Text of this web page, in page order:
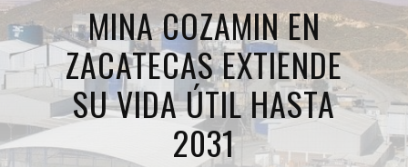
MINA COZAMIN EN
ZACATECAS EXTIENDE
SU VIDA ÚTIL HASTA
2031